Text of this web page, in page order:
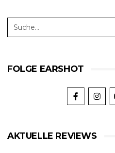
FOLGE EARSHOT
AKTUELLE REVIEWS